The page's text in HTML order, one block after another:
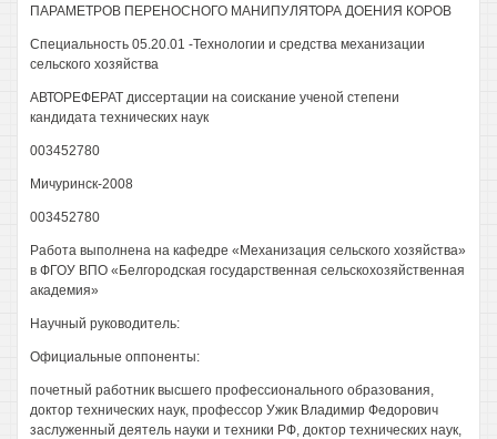
ПАРАМЕТРОВ ПЕРЕНОСНОГО МАНИПУЛЯТОРА ДОЕНИЯ КОРОВ
Специальность 05.20.01 -Технологии и средства механизации
сельского хозяйства
АВТОРЕФЕРАТ диссертации на соискание ученой степени
кандидата технических наук
003452780
Мичуринск-2008
003452780
Работа выполнена на кафедре «Механизация сельского хозяйства»
в ФГОУ ВПО «Белгородская государственная сельскохозяйственная
академия»
Научный руководитель:
Официальные оппоненты:
почетный работник высшего профессионального образования,
доктор технических наук, профессор Ужик Владимир Федорович
заслуженный деятель науки и техники РФ, доктор технических наук,